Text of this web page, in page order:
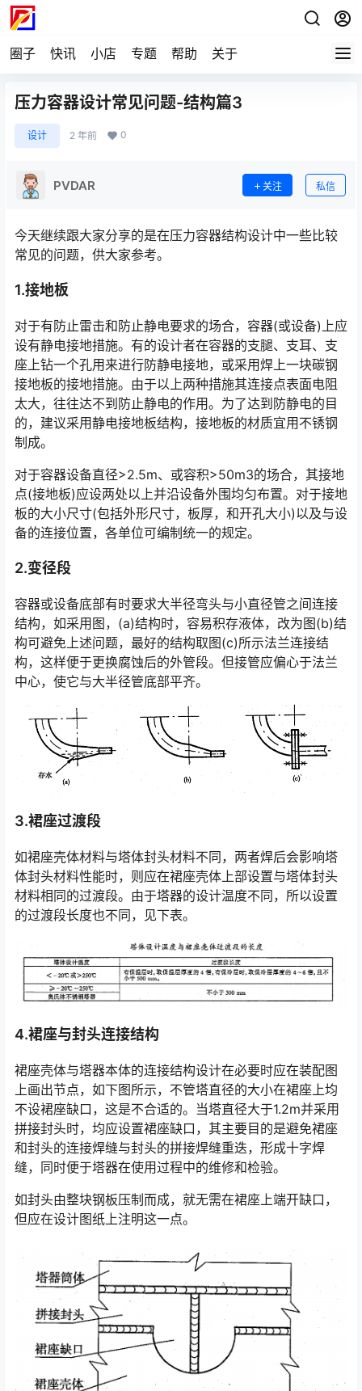
圈子 快讯 小店 专题 帮助 关于
压力容器设计常见问题-结构篇3
设计 2 年前 0
PVDAR 关注 私信
今天继续跟大家分享的是在压力容器结构设计中一些比较
常见的问题，供大家参考。
1.接地板
对于有防止雷击和防止静电要求的场合，容器(或设备)上应
设有静电接地措施。有的设计者在容器的支腿、支耳、支
座上钻一个孔用来进行防静电接地，或采用焊上一块碳钢
接地板的接地措施。由于以上两种措施其连接点表面电阻
太大，往往达不到防止静电的作用。为了达到防静电的目
的，建议采用静电接地板结构，接地板的材质宜用不锈钢
制成。
对于容器设备直径>2.5m、或容积>50m3的场合，其接地
点(接地板)应设两处以上并沿设备外围均匀布置。对于接地
板的大小尺寸(包括外形尺寸，板厚，和开孔大小)以及与设
备的连接位置，各单位可编制统一的规定。
2.变径段
容器或设备底部有时要求大半径弯头与小直径管之间连接
结构，如采用图，(a)结构时，容易积存液体，改为图(b)结
构可避免上述问题，最好的结构取图(c)所示法兰连接结
构，这样便于更换腐蚀后的外管段。但接管应偏心于法兰
中心，使它与大半径管底部平齐。
3.裙座过渡段
如裙座壳体材料与塔体封头材料不同，两者焊后会影响塔
体封头材料性能时，则应在裙座壳体上部设置与塔体封头
材料相同的过渡段。由于塔器的设计温度不同，所以设置
的过渡段长度也不同，见下表。
4.裙座与封头连接结构
裙座壳体与塔器本体的连接结构设计在必要时应在装配图
上画出节点，如下图所示，不管塔直径的大小在裙座上均
不设裙座缺口，这是不合适的。当塔直径大于1.2m并采用
拼接封头时，均应设置裙座缺口，其主要目的是避免裙座
和封头的连接焊缝与封头的拼接焊缝重迭，形成十字焊
缝，同时便于塔器在使用过程中的维修和检验。
如封头由整块钢板压制而成，就无需在裙座上端开缺口，
但应在设计图纸上注明这一点。